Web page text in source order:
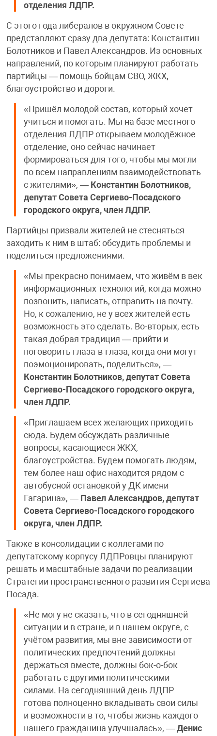
отделения ЛДПР.
С этого года либералов в окружном Совете
представляют сразу два депутата: Константин
Болотников и Павел Александров. Из основных
направлений, по которым планируют работать
партийцы — помощь бойцам СВО, ЖКХ,
благоустройство и дороги.
«Пришёл молодой состав, который хочет
учиться и помогать. Мы на базе местного
отделения ЛДПР открываем молодёжное
отделение, оно сейчас начинает
формироваться для того, чтобы мы могли
по всем направлениям взаимодействовать
с жителями», — Константин Болотников,
депутат Совета Сергиево-Посадского
городского округа, член ЛДПР.
Партийцы призвали жителей не стесняться
заходить к ним в штаб: обсудить проблемы и
поделиться предложениями.
«Мы прекрасно понимаем, что живём в век
информационных технологий, когда можно
позвонить, написать, отправить на почту.
Но, к сожалению, не у всех жителей есть
возможность это сделать. Во-вторых, есть
такая добрая традиция — прийти и
поговорить глаза-в-глаза, когда они могут
поэмоционировать, поделиться», —
Константин Болотников, депутат Совета
Сергиево-Посадского городского округа,
член ЛДПР.
«Приглашаем всех желающих приходить
сюда. Будем обсуждать различные
вопросы, касающиеся ЖКХ,
благоустройства. Будем помогать людям,
тем более наш офис находится рядом с
автобусной остановкой у ДК имени
Гагарина», — Павел Александров, депутат
Совета Сергиево-Посадского городского
округа, член ЛДПР.
Также в консолидации с коллегами по
депутатскому корпусу ЛДПРовцы планируют
решать и масштабные задачи по реализации
Стратегии пространственного развития Сергиева
Посада.
«Не могу не сказать, что в сегодняшней
ситуации и в стране, и в нашем округе, с
учётом развития, мы вне зависимости от
политических предпочтений должны
держаться вместе, должны бок-о-бок
работать с другими политическими
силами. На сегодняшний день ЛДПР
готова полноценно вкладывать свои силы
и возможности в то, чтобы жизнь каждого
нашего гражданина улучшалась», — Денис